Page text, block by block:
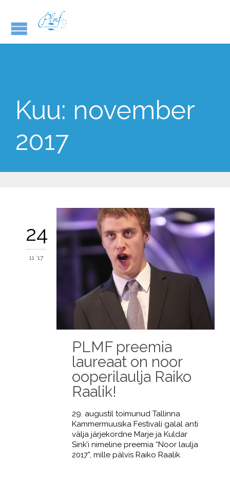
Kuu: november
2017
24
11 '17
PLMF preemia
laureaat on noor
ooperilaulja Raiko
Raalik!
29. augustil toimunud Tallinna
Kammermuusika Festivali galal anti
välja järjekordne Marje ja Kuldar
Sink’i nimeline preemia “Noor laulja
2017”, mille pälvis Raiko Raalik.